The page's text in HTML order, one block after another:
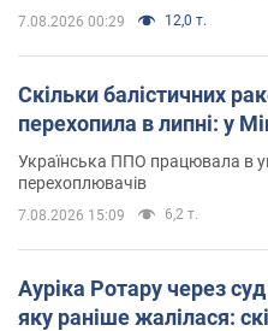
7.08.2026 00:29 12,0 т.
Скільки балістичних
перехопила в липні: у
Українська ППО працювала в
перехоплювачів
7.08.2026 15:09 6,2 т.
Ауріка Ротару через
яку раніше жалілася: